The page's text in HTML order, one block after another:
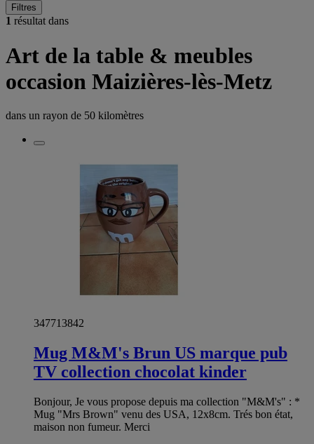
Filtres
1 résultat dans
Art de la table & meubles
occasion Maizières-lès-Metz
dans un rayon de 50 kilomètres
347713842
Mug M&M's Brun US marque pub
TV collection chocolat kinder
Bonjour, Je vous propose depuis ma collection "M&M's" : *
Mug "Mrs Brown" venu des USA, 12x8cm. Trés bon état,
maison non fumeur. Merci